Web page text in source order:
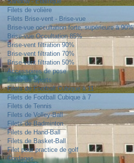
Filets de volière
Filets Brise-vent - Brise-vue
Brise-vue occultation forte, supérieure à 90%
Brise-vue Occultation 85%
Brise-vent filtration 90%
Brise-vent filtration 70%
Brise-vent filtration 50%
Accessoires de pose
Filets de Sports
Filets de Football Cubique à 11
Filets de Football Cubique à 7
Filets de Tennis
Filets de Volley-Ball
Filets de Badminton
Filets de Hand-Ball
Filets de Basket-Ball
Filet pour practice de golf
Cordages